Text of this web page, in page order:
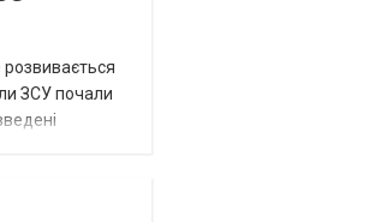
розвивається
ЗСУ почали